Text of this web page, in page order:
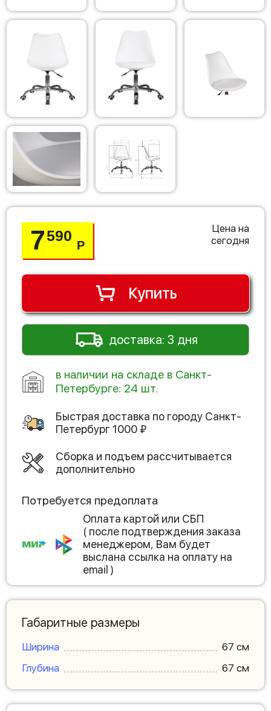
7590
Р
Цена на
сегодня
Купить
доставка: 3 дня
в наличии на складе в Санкт-
Петербурге: 24 шт.
Быстрая доставка по городу Санкт-
Петербург1000 ₽
Сборка и подъем рассчитывается
дополнительно
Потребуется предоплата
Оплата картой или СБП
( после подтверждения заказа
менеджером, Вам будет
выслана ссылка на оплату на
email )
Габаритные размеры
Ширина
67 см
Глубина
67 см